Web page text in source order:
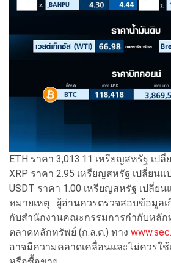
ETH ราคา 3,013.11 เหรียญสหรัฐ เปลี่
XRP ราคา 2.95 เหรียญสหรัฐ เปลี่ยนแ
USDT ราคา 1.00 เหรียญสหรัฐ เปลี่ยน
หมายเหตุ : ผู้อ่านควรตรวจสอบข้อมูล
กับสำนักงานคณะกรรมการกำกับหลัก
ตลาดหลักทรัพย์ (ก.ล.ต.) ทาง
อาจมีความคลาดเคลื่อนและไม่ควรใ